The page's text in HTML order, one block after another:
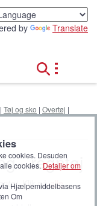
by Translate
| Tøj og sko | Overtøj |
- regntøj
. Klik påalle
cookies. Desuden
cookies. Detaljer om
Hjælpemiddelbasens
Om